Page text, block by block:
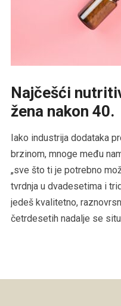
Najčešći
žena nakon 40.
Iako industrija dodataka
brzinom, mnoge među
„sve što ti je potrebno
tvrdnja u dvadesetima i
jedeš kvalitetno,
četrdesetih nadalje se